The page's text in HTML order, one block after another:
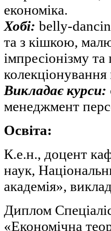
економіка.
Хобі: belly-
та з кішкою,
імпресіонізму
Викладає курси:
менеджмент
Освіта:
К.е.н., доцент
наук,
академія»,
Диплом
«Економічна